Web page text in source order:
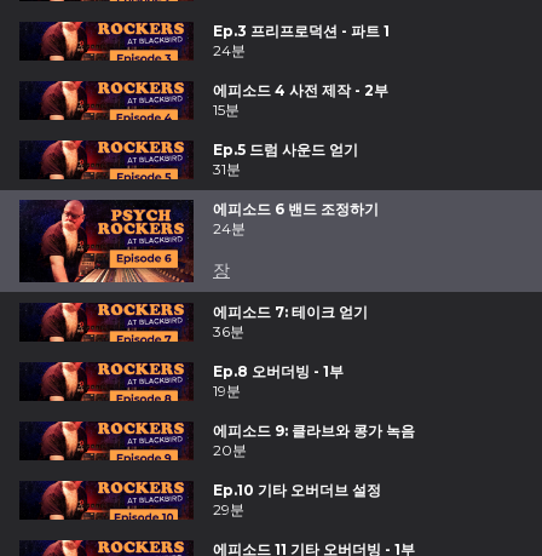
Ep.3 프리프로덕션 - 파트 1
24분
에피소드 4 사전 제작 - 2부
15분
Ep.5 드럼 사운드 얻기
31분
에피소드 6 밴드 조정하기
24분
장
에피소드 7: 테이크 얻기
36분
Ep.8 오버더빙 - 1부
19분
에피소드 9: 클라브와 콩가 녹음
20분
Ep.10 기타 오버더브 설정
29분
에피소드 11 기타 오버더빙 - 1부